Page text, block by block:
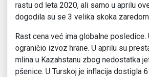
rastu od leta 2020, ali samo u aprilu
dogodila su se 3 velika skoka
Rast cena već ima globalne posledice.
ograničio izvoz hrane. U aprilu su
mlina u Kazahstanu zbog nedostatka
pšenice. U Turskoj je inflacija dostigla